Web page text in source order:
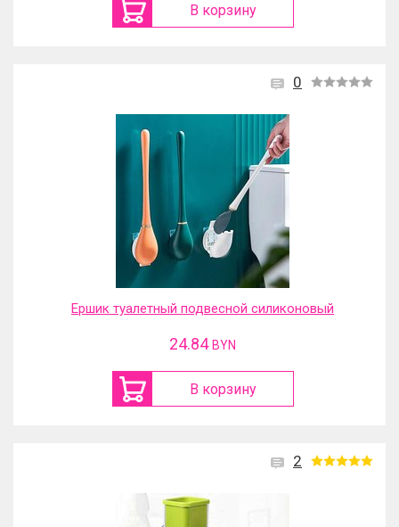
В корзину
0
Ершик туалетный подвесной силиконовый
24.84 BYN
В корзину
2